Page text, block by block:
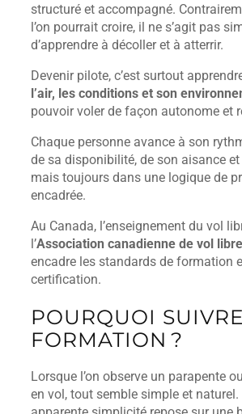
structuré et accompagné.
l’on pourrait croire, il ne s’agit pas
d’apprendre à décoller et à atterrir.
Devenir pilote, c’est surtout
l’air, les conditions et son
pouvoir voler de façon autonome et
Chaque personne avance à son
de sa disponibilité, de son aisance
mais toujours dans une logique de
encadrée.
Au Canada, l’enseignement du vol
l’Association canadienne de vol
encadre les standards de formation
certification.
POURQUOI
FORMATION ?
Lorsque l’on observe un parapente
en vol, tout semble simple et